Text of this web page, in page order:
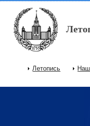
Перейти к основному
Главное меню
Летопись